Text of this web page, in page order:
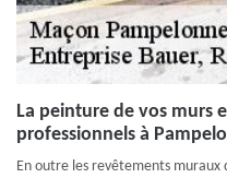
La peinture de vos murs
professionnels à
En outre les revêtements muraux